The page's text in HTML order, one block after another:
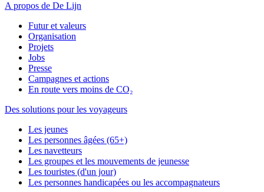
A propos de De Lijn
Futur et valeurs
Organisation
Projets
Jobs
Presse
Campagnes et actions
En route vers moins de CO₂
Des solutions pour les voyageurs
Les jeunes
Les personnes âgées (65+)
Les navetteurs
Les groupes et les mouvements de jeunesse
Les touristes (d'un jour)
Les personnes handicapées ou les accompagnateurs